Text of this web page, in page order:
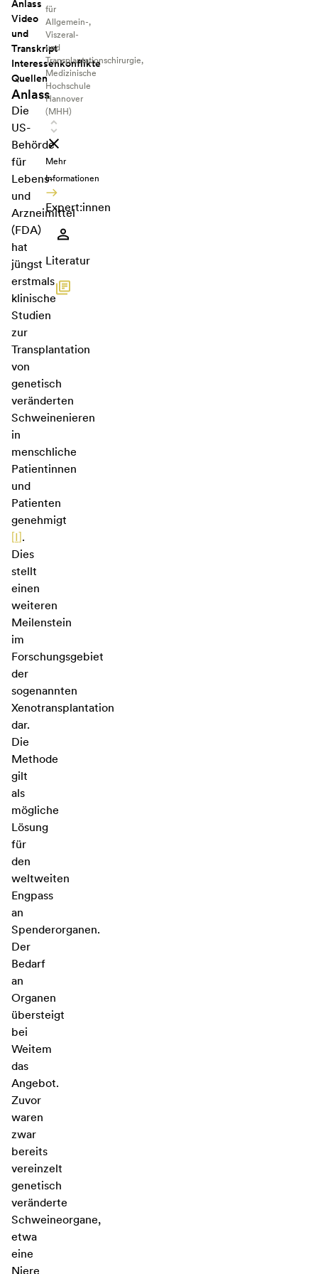
Anlass
Video
und
Transkript
Interessenkonflikte
Quellen
Anlass
Die
US-
Behörde
für
Lebens-
und
Arzneimittel
(FDA)
hat
jüngst
erstmals
klinische
Studien
zur
Transplantation
von
genetisch
veränderten
Schweinenieren
in
menschliche
Patientinnen
und
Patienten
genehmigt
[I].
Dies
stellt
einen
weiteren
Meilenstein
im
Forschungsgebiet
der
sogenannten
Xenotransplantation
dar.
Die
Methode
gilt
als
mögliche
Lösung
für
den
weltweiten
Engpass
an
Spenderorganen.
Der
Bedarf
an
Organen
übersteigt
bei
Weitem
das
Angebot.
Zuvor
waren
zwar
bereits
vereinzelt
genetisch
veränderte
Schweineorgane,
etwa
eine
Niere
für
Allgemein-,
Viszeral-
und
Transplantationschirurgie,
Medizinische
Hochschule
Hannover
(MHH)
Mehr
Informationen
Expert:innen
Literatur